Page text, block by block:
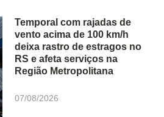
Temporal com rajadas de
vento acima de 100 km/h
deixa rastro de estragos no
RS e afeta serviços na
Região Metropolitana
07/08/2026